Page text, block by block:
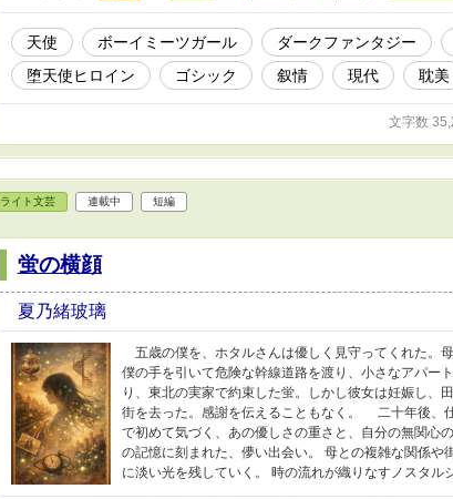
天使 ボーイミーツガール ダークファンタジー
堕天使ヒロイン
ゴシック 叙情 現代 耽美
文字数
ライト文芸 連載中 短編
蛍の横顔
夏乃緒玻璃
五歳の僕を、ホタルさんは優しく見守ってくれた。
僕の手を引いて危険な幹線道路を渡り、小さなアパー
り、東北の実家で約束した蛍。しかし彼女は妊娠し
街を去った。感謝を伝えることもなく。 二十年後
で初めて気づく、あの優しさの重さと、自分の無関
の記憶に刻まれた、儚い出会い。 母との複雑な関係
に淡い光を残していく。 時の流れが織りなすノスタルジ